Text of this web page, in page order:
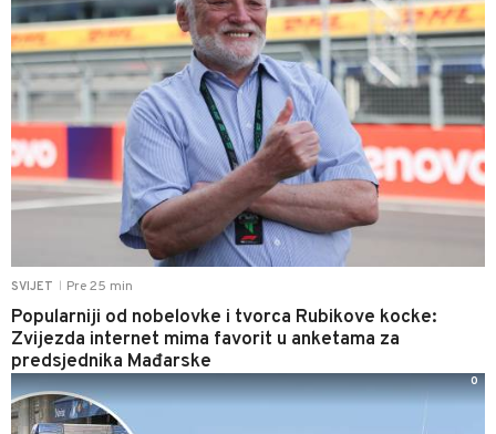
SVIJET Pre 25 min
Popularniji od nobelovke i tvorca Rubikove kocke:
Zvijezda internet mima favorit u anketama za
predsjednika Mađarske
0